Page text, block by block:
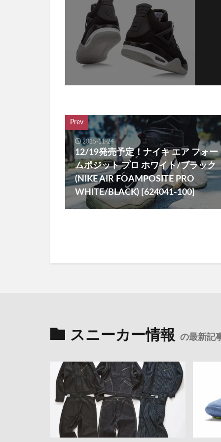
Prev
2015-11-24
12/19発売予定！ナイキ エア フォー
ムポジット プロ ホワイト/ブラック
(NIKE AIR FOAMPOSITE PRO
WHITE/BLACK) [624041-100]
スニーカー情報 の最新記